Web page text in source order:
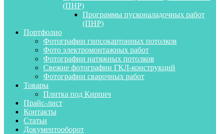
(ПНР)
Программы пусконаладочных работ
(ПНР)
Портфолио
Фотографии гипсокартонных потолков
Фото электромонтажных работ
Фотографии натяжных потолков
Свежие фотографии ГКЛ-конструкций
Фотографии сварочных работ
Товары
Плитка под Кирпич
Прайс-лист
Контакты
Статьи
Документооборот